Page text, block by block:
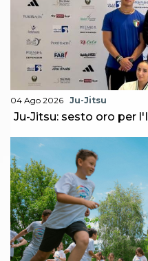
04 Ago 2026 Ju-Jitsu
Ju-Jitsu: sesto oro per